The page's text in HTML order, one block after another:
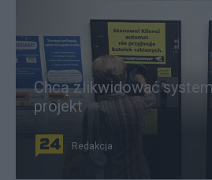
Chcą zlikwidować
projekt
Redakcja